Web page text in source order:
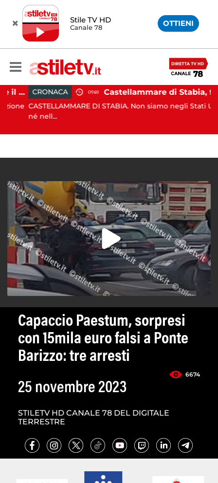
Stile TV HD
Canale 78 OTTIENI
Striano, minaccia di morte il sindaco: 67enne ai domiciliari CRONACA 09:49
CASTELLAMMARE DI STABIA. Non siamo negli Stati Uniti,
né nell...
Capaccio Paestum, sorpresi
con 15mila euro falsi a Ponte
Barizzo: tre arresti
6674
25 novembre 2023
STILETV HD CANALE 78 DEL DIGITALE
TERRESTRE